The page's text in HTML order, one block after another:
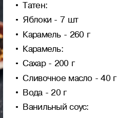
Татен:
Яблоки - 7 шт
Карамель - 260 г
Карамель:
Сахар - 200 г
Сливочное масло - 40 г
Вода - 20 г
Ванильный соус: